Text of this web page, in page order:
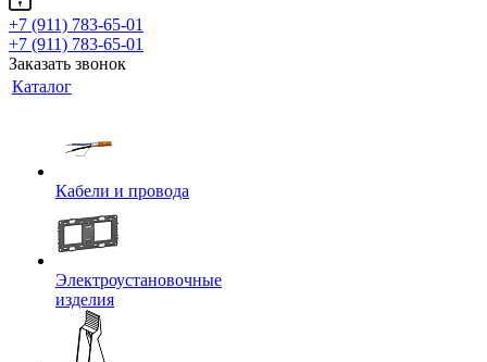
+7 (911) 783-65-01
+7 (911) 783-65-01
Заказать звонок
Каталог
Кабели и провода
Электроустановочные
изделия